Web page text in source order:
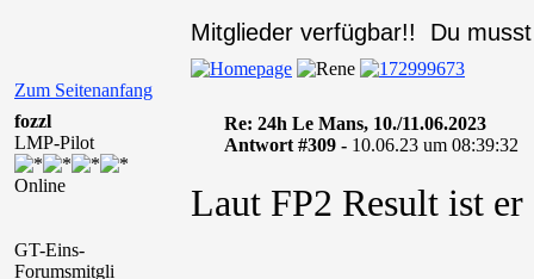
Zum Seitenanfang
Mitglieder verfügbar!! Du
fozzl
LMP-Pilot
Online
GT-Eins-
Forumsmitgli
Re: 24h Le Mans, 10./11.06.2023
Antwort #309 - 10.06.23 um 08:39:32
Laut FP2 Result ist